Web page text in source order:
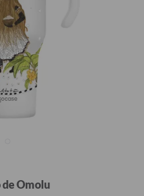
de Omolu